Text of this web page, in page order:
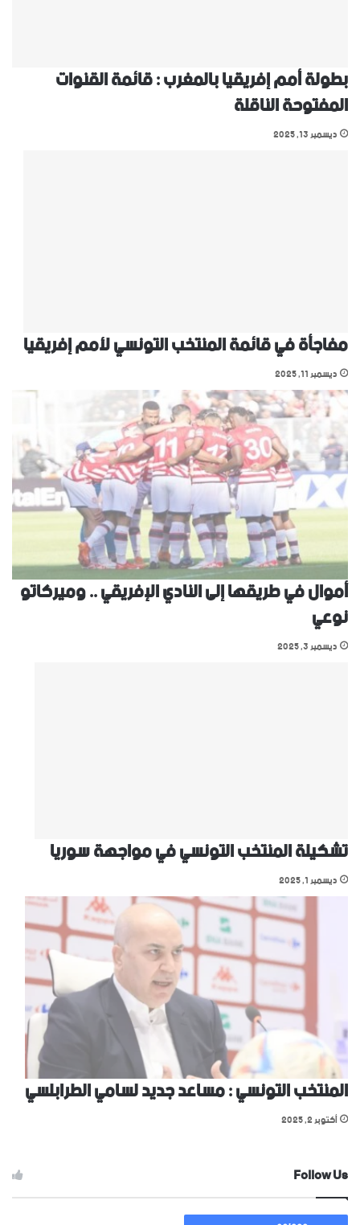
بطولة أمم إفريقيا بالمغرب : قائمة القنوات
المفتوحة الناقلة
ديسمبر 13, 2025
مفاجأة في قائمة المنتخب التونسي ﻷمم إفريقيا
ديسمبر 11, 2025
أموال في طريقها إلى النادي الإفريقي .. وميركاتو
نوعي
ديسمبر 3, 2025
تشكيلة المنتخب التونسي في مواجهة سوريا
ديسمبر 1, 2025
المنتخب التونسي : مساعد جديد لسامي الطرابلسي
أكتوبر 2, 2025
Follow Us